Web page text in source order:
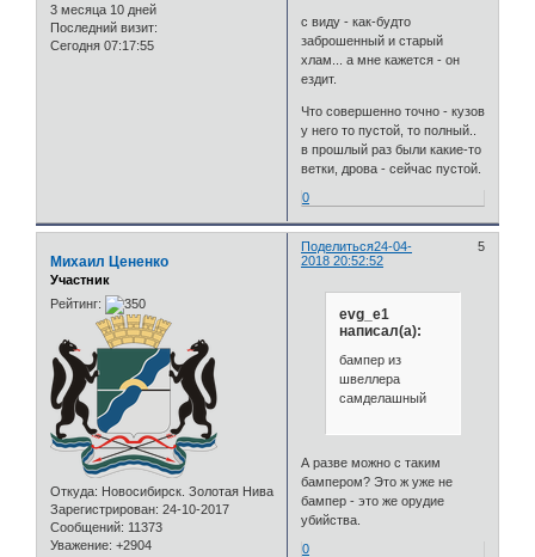
3 месяца 10 дней
Последний визит:
Сегодня 07:17:55
с виду - как-будто
заброшенный и старый
хлам... а мне кажется - он
ездит.
Что совершенно точно - кузов
у него то пустой, то полный..
в прошлый раз были какие-то
ветки, дрова - сейчас пустой.
0
Поделиться 5
24-04-
2018 20:52:52
Михаил Цененко
Участник
Рейтинг:
Откуда: Новосибирск. Золотая Нива
Зарегистрирован: 24-10-2017
Сообщений: 11373
Уважение: +2904
evg_e1
написал(а):
бампер из
швеллера
самделашный
А разве можно с таким
бампером? Это ж уже не
бампер - это же орудие
убийства.
0